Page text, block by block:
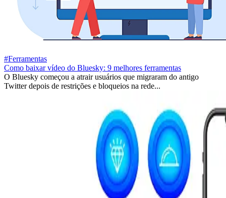
#Ferramentas
Como baixar vídeo do Bluesky: 9 melhores ferramentas
O Bluesky começou a atrair usuários que migraram do antigo
Twitter depois de restrições e bloqueios na rede...